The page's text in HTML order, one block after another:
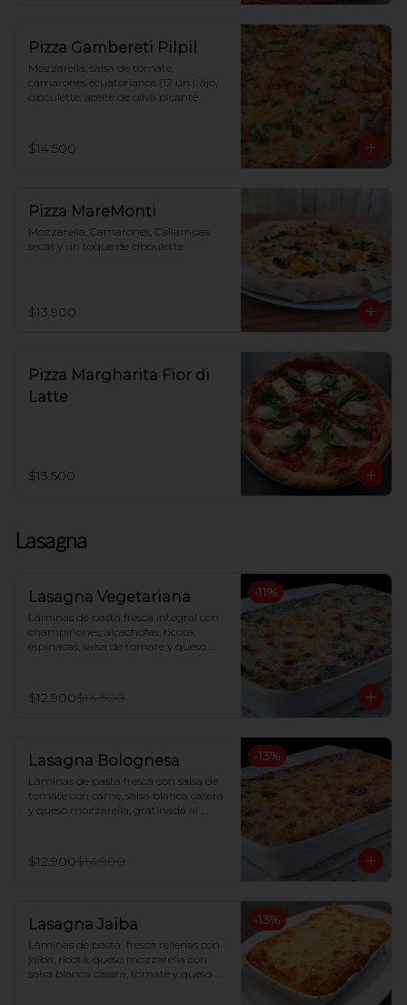
Pizza Gambereti Pilpil
Mozzarella, salsa de tomate,
camarones ecuatorianos (12 un.), ajo,
ciboulette, aceite de oliva picante
$14.500
Pizza MareMonti
Mozzarella, Camarones, Callampas
secas y un toque de ciboulette
$13.900
Pizza Margharita Fior di
Latte
$13.500
Lasagna
-11%
Lasagna Vegetariana
Láminas de pasta fresca integral con
champiñones, alcachofas, ricota,
espinacas, salsa de tomate y queso
$12.900$14.500
-13%
Lasagna Bolognesa
Láminas de pasta fresca con salsa de
tomate con carne, salsa blanca casera
y queso mozzarella, gratinada al
$12.900$14.900
-13%
Lasagna Jaiba
Láminas de pasta  fresca rellenas con
jaiba, ricota, queso mozzarella con
salsa blanca casera, tomate y queso